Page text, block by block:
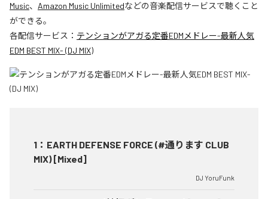
Music、 Amazon Music Unlimitedなどの音楽配信サービスで聴くこと
ができる。
各配信サービス： テンションがアガる定番EDMメドレー-最新人気
EDM BEST MIX- (DJ MIX)
1 ： EARTH DEFENSE FORCE (#通ります CLUB
MIX) [Mixed]
DJ YoruFunk